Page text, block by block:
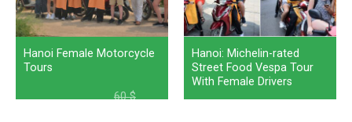
Hanoi Female Motorcycle
Tours
60$
Hanoi: Michelin-rated
Street Food Vespa Tour
With Female Drivers